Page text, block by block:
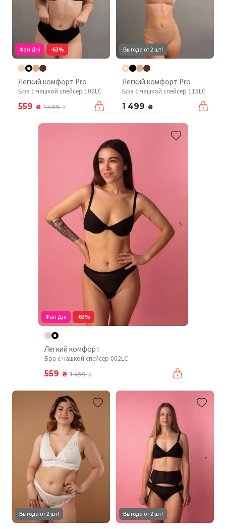
Фан Дні -63%
Легкий комфорт Pro
Бра с чашкой спейсер 102LC
559 ₴ 1 499₴
Выгода от 2 шт!
Легкий комфорт Pro
Бра с чашкой спейсер 115LC
1 499 ₴
Фан Дні -63%
Легкий комфорт
Бра с чашкой спейсер 002LC
559 ₴ 1 499₴
Выгода от 2 шт! Выгода от 2 шт!